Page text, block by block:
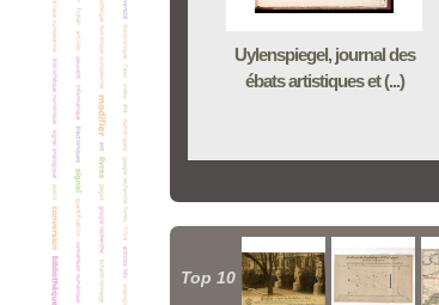
Uylenspiegel, journal des
ébats artistiques et (...)
Top 10